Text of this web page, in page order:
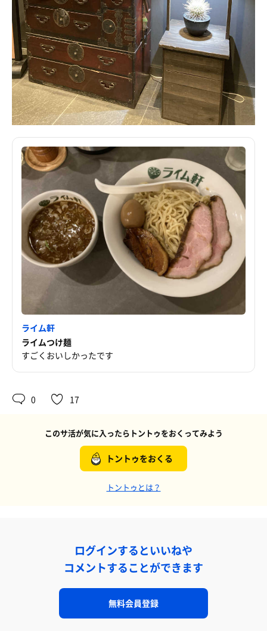
ライム軒
ライムつけ麺
すごくおいしかったです
0 17
このサ活が気に入ったらトントゥをおくってみよう
トントゥをおくる
トントゥとは？
ログインするといいねや
コメントすることができます
無料会員登録